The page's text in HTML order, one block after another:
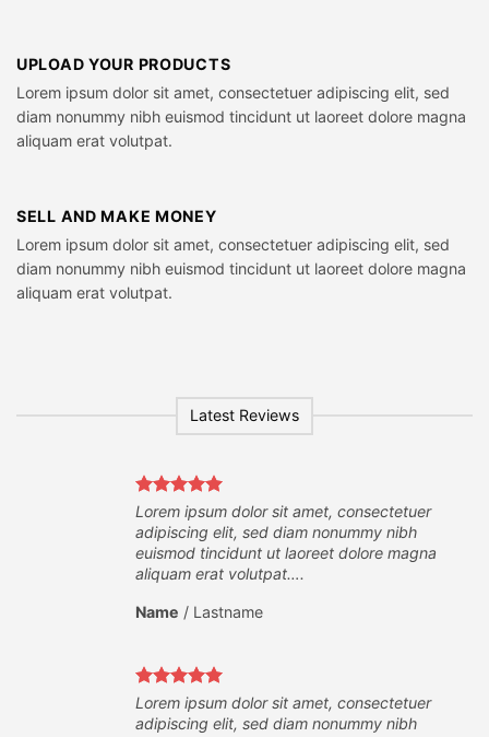
UPLOAD YOUR PRODUCTS
Lorem ipsum dolor sit amet, consectetuer adipiscing elit, sed
diam nonummy nibh euismod tincidunt ut laoreet dolore magna
aliquam erat volutpat.
SELL AND MAKE MONEY
Lorem ipsum dolor sit amet, consectetuer adipiscing elit, sed
diam nonummy nibh euismod tincidunt ut laoreet dolore magna
aliquam erat volutpat.
Latest Reviews
Lorem ipsum dolor sit amet, consectetuer
adipiscing elit, sed diam nonummy nibh
euismod tincidunt ut laoreet dolore magna
aliquam erat volutpat….
Name / Lastname
Lorem ipsum dolor sit amet, consectetuer
adipiscing elit, sed diam nonummy nibh